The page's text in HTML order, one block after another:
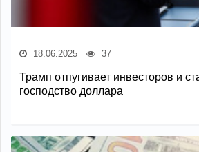
18.06.2025 37
Трамп отпугивает инвесторов и
господство доллара